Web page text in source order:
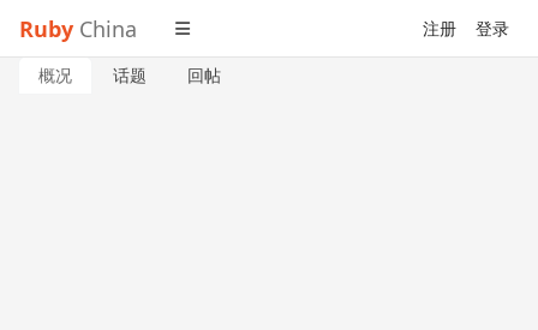
Ruby China 注册 登录
概况 话题 回帖